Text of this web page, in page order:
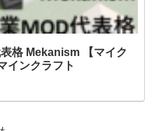
格 Mekanism 【マイク
インクラフト